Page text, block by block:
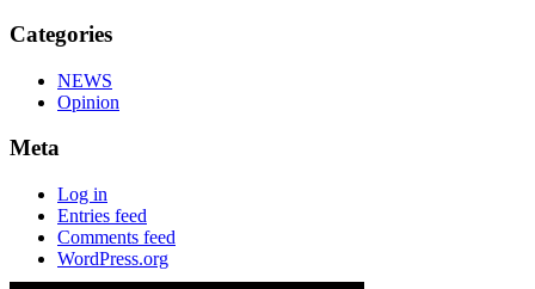
Categories
NEWS
Opinion
Meta
Log in
Entries feed
Comments feed
WordPress.org